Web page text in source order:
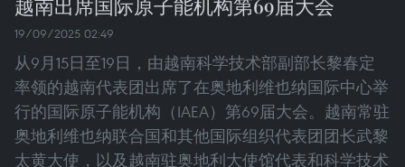
19/09/2025 02:49
从9月15日至19日，由越南科学技术部副部长黎春定
率领的越南代表团出席了在奥地利维也纳国际中心举
行的国际原子能机构（IAEA）第69届大会。越南常驻
奥地利维也纳联合国和其他国际组织代表团团长武黎
太黄大使，以及越南驻奥地利大使馆代表和科学技术